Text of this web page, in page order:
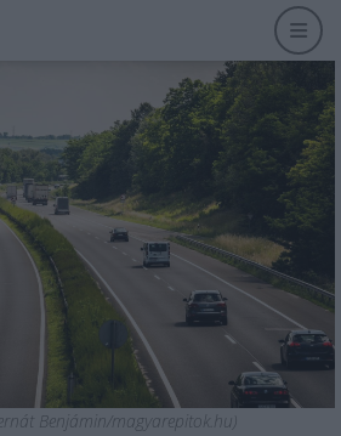
Benjámin/magyarepitok.hu)